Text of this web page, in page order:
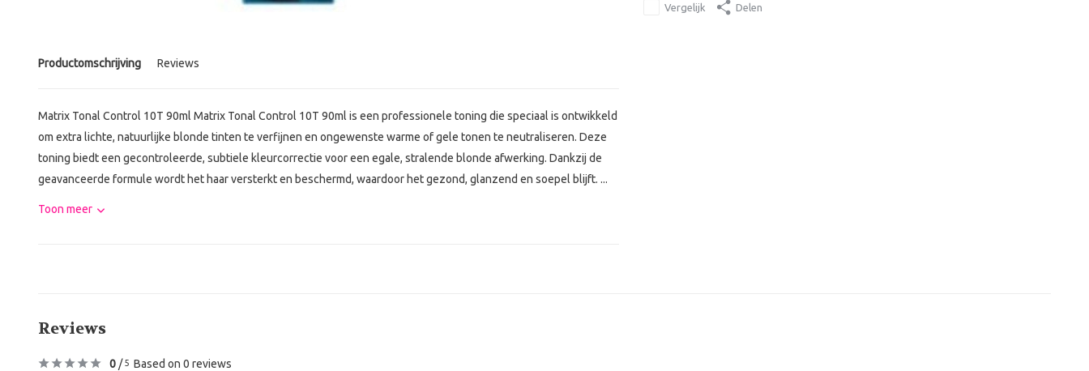
Productomschrijving Reviews
Matrix Tonal Control 10T 90ml Matrix Tonal Control 10T 90ml is een professionele toning die speciaal is ontwikkeld
om extra lichte, natuurlijke blonde tinten te verfijnen en ongewenste warme of gele tonen te neutraliseren. Deze
toning biedt een gecontroleerde, subtiele kleurcorrectie voor een egale, stralende blonde afwerking. Dankzij de
geavanceerde formule wordt het haar versterkt en beschermd, waardoor het gezond, glanzend en soepel blijft. ...
Toon meer
Vergelijk Delen
Reviews
0 /5 Based on 0 reviews